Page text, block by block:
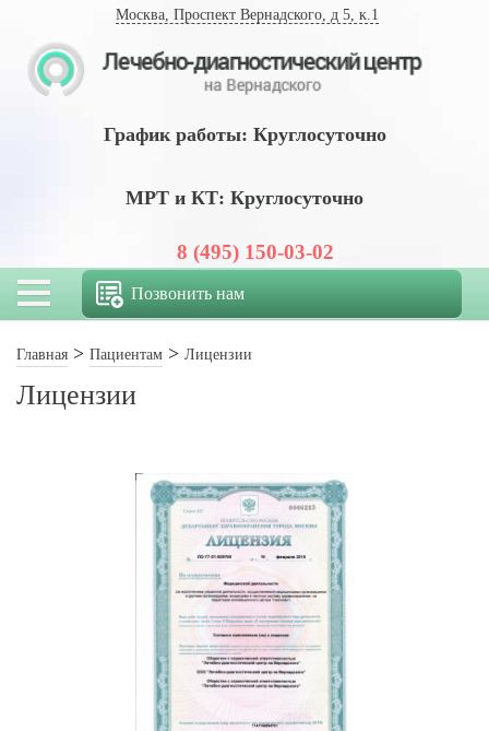
Москва, Проспект Вернадского, д 5, к.1
График работы: Круглосуточно
МРТ и КТ: Круглосуточно
8 (495) 150-03-02
Позвонить нам
Главная Пациентам Лицензии
Лицензии